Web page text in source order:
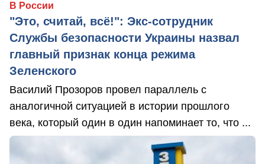
В России
"Это, считай, всё!": Экс-сотрудник
Службы безопасности Украины назвал
главный признак конца режима
Зеленского
Василий Прозоров провел параллель с
аналогичной ситуацией в истории прошлого
века, который один в один напоминает то, что ...